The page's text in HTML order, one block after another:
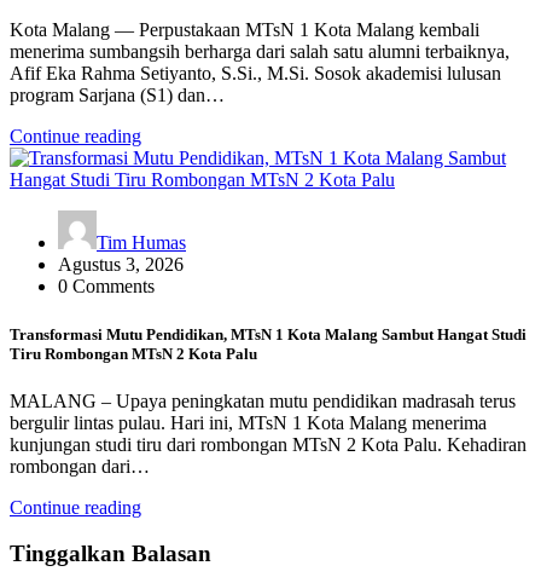
Kota Malang — Perpustakaan MTsN 1 Kota Malang kembali
menerima sumbangsih berharga dari salah satu alumni terbaiknya,
Afif Eka Rahma Setiyanto, S.Si., M.Si. Sosok akademisi lulusan
program Sarjana (S1) dan…
Continue reading
Tim Humas
Agustus 3, 2026
0 Comments
Transformasi Mutu Pendidikan, MTsN 1 Kota Malang Sambut Hangat Studi
Tiru Rombongan MTsN 2 Kota Palu
MALANG – Upaya peningkatan mutu pendidikan madrasah terus
bergulir lintas pulau. Hari ini, MTsN 1 Kota Malang menerima
kunjungan studi tiru dari rombongan MTsN 2 Kota Palu. Kehadiran
rombongan dari…
Continue reading
Tinggalkan Balasan